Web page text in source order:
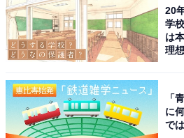
粧」の製造工程を見学できる施設
粧の誕生物語のムービーを見た
粧ができるまでの工程を見学。見
ルクとバターの香りがふんわりた
格別です。
20
学
は
理
「
に
で